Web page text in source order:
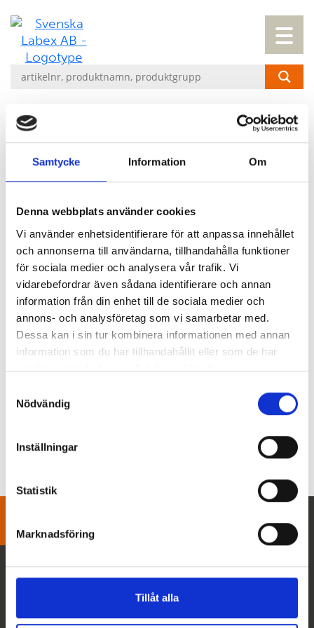
Samtycke Information Om
Denna webbplats använder cookies
Vi använder enhetsidentifierare för att anpassa innehållet
och annonserna till användarna, tillhandahålla funktioner
för sociala medier och analysera vår trafik. Vi
vidarebefordrar även sådana identifierare och annan
information från din enhet till de sociala medier och
annons- och analysföretag som vi samarbetar med.
Dessa kan i sin tur kombinera informationen med annan
information som du har tillhandahållit eller som de har
samlat in när du har använt deras tjänster.
Nödvändig
Inställningar
Statistik
Marknadsföring
Tillåt alla
WEBINARIE SAY FAREWELL TO
BLOTTING. SAY HELLO TO THE
Utför HIV och HCV konfirmatoriska
tester på <30 min.
Välkommen till ett webinarie som LABEX
tillsammans med Bio-Rad bjuder in till, för att
presentera Geenius, en lösning för snabb analys
av HIV- och HCV-konfirmationstester.
« »
Ekslingan 6,